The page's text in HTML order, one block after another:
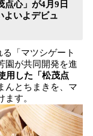
点心」が4月9日
よいよデビュ
「マツシゲート
園が共同開発を進
用した「松茂点
んとちまきを、マ
ます。